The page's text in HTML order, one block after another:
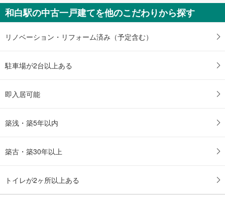
和白駅の中古一戸建てを他のこだわりから探す
リノベーション・リフォーム済み（予定含む）
駐車場が2台以上ある
即入居可能
築浅・築5年以内
築古・築30年以上
トイレが2ヶ所以上ある